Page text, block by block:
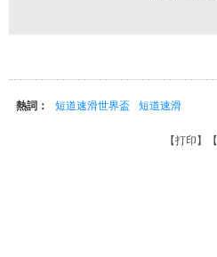
熱詞： 短道速滑世界盃 短道速滑
【打印 】【